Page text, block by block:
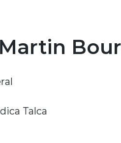
Talca